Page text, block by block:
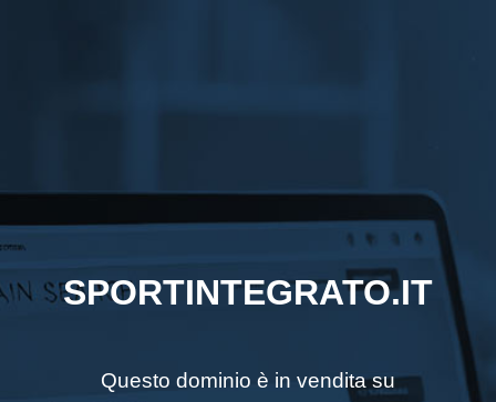
SPORTINTEGRATO.IT
Questo dominio è in vendita su